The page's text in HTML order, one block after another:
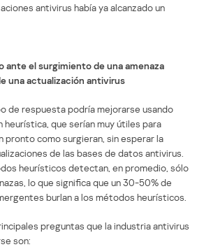
antivirus había ya alcanzado un
ante el surgimiento de una amenaza
una actualización antivirus
de respuesta podría mejorarse usando
que serían muy útiles para
pronto como surgieran, sin esperar la
de las bases de datos antivirus.
heurísticos detectan, en promedio, sólo
lo que significa que un 30-50% de
burlan a los métodos heurísticos.
preguntas que la industria antivirus
son: